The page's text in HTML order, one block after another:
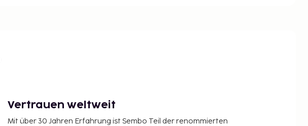
Vertrauen weltweit
Mit über 30 Jahren Erfahrung ist Sembo Teil der renommierten